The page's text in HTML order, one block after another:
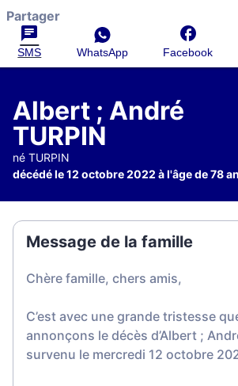
Partager
SMS WhatsApp Facebook
Albert ; André
TURPIN
né TURPIN
décédé le 12 octobre 2022 à l'âge de 78
Message de la famille
Chère famille, chers amis,
C’est avec une grande tristesse
annonçons le décès d’Albert ;
survenu le mercredi 12 octobre